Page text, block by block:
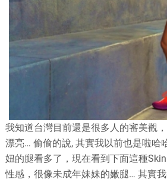
我知道台灣目前還是很多人的審美觀
漂亮… 偷偷的說, 其實我以前也是啦哈
妞的腿看多了，現在看到下面這種
性感，很像未成年妹妹的嫩腿… 其實